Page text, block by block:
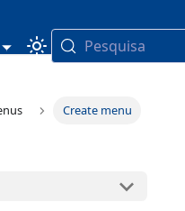
Pesquisa
Create menu